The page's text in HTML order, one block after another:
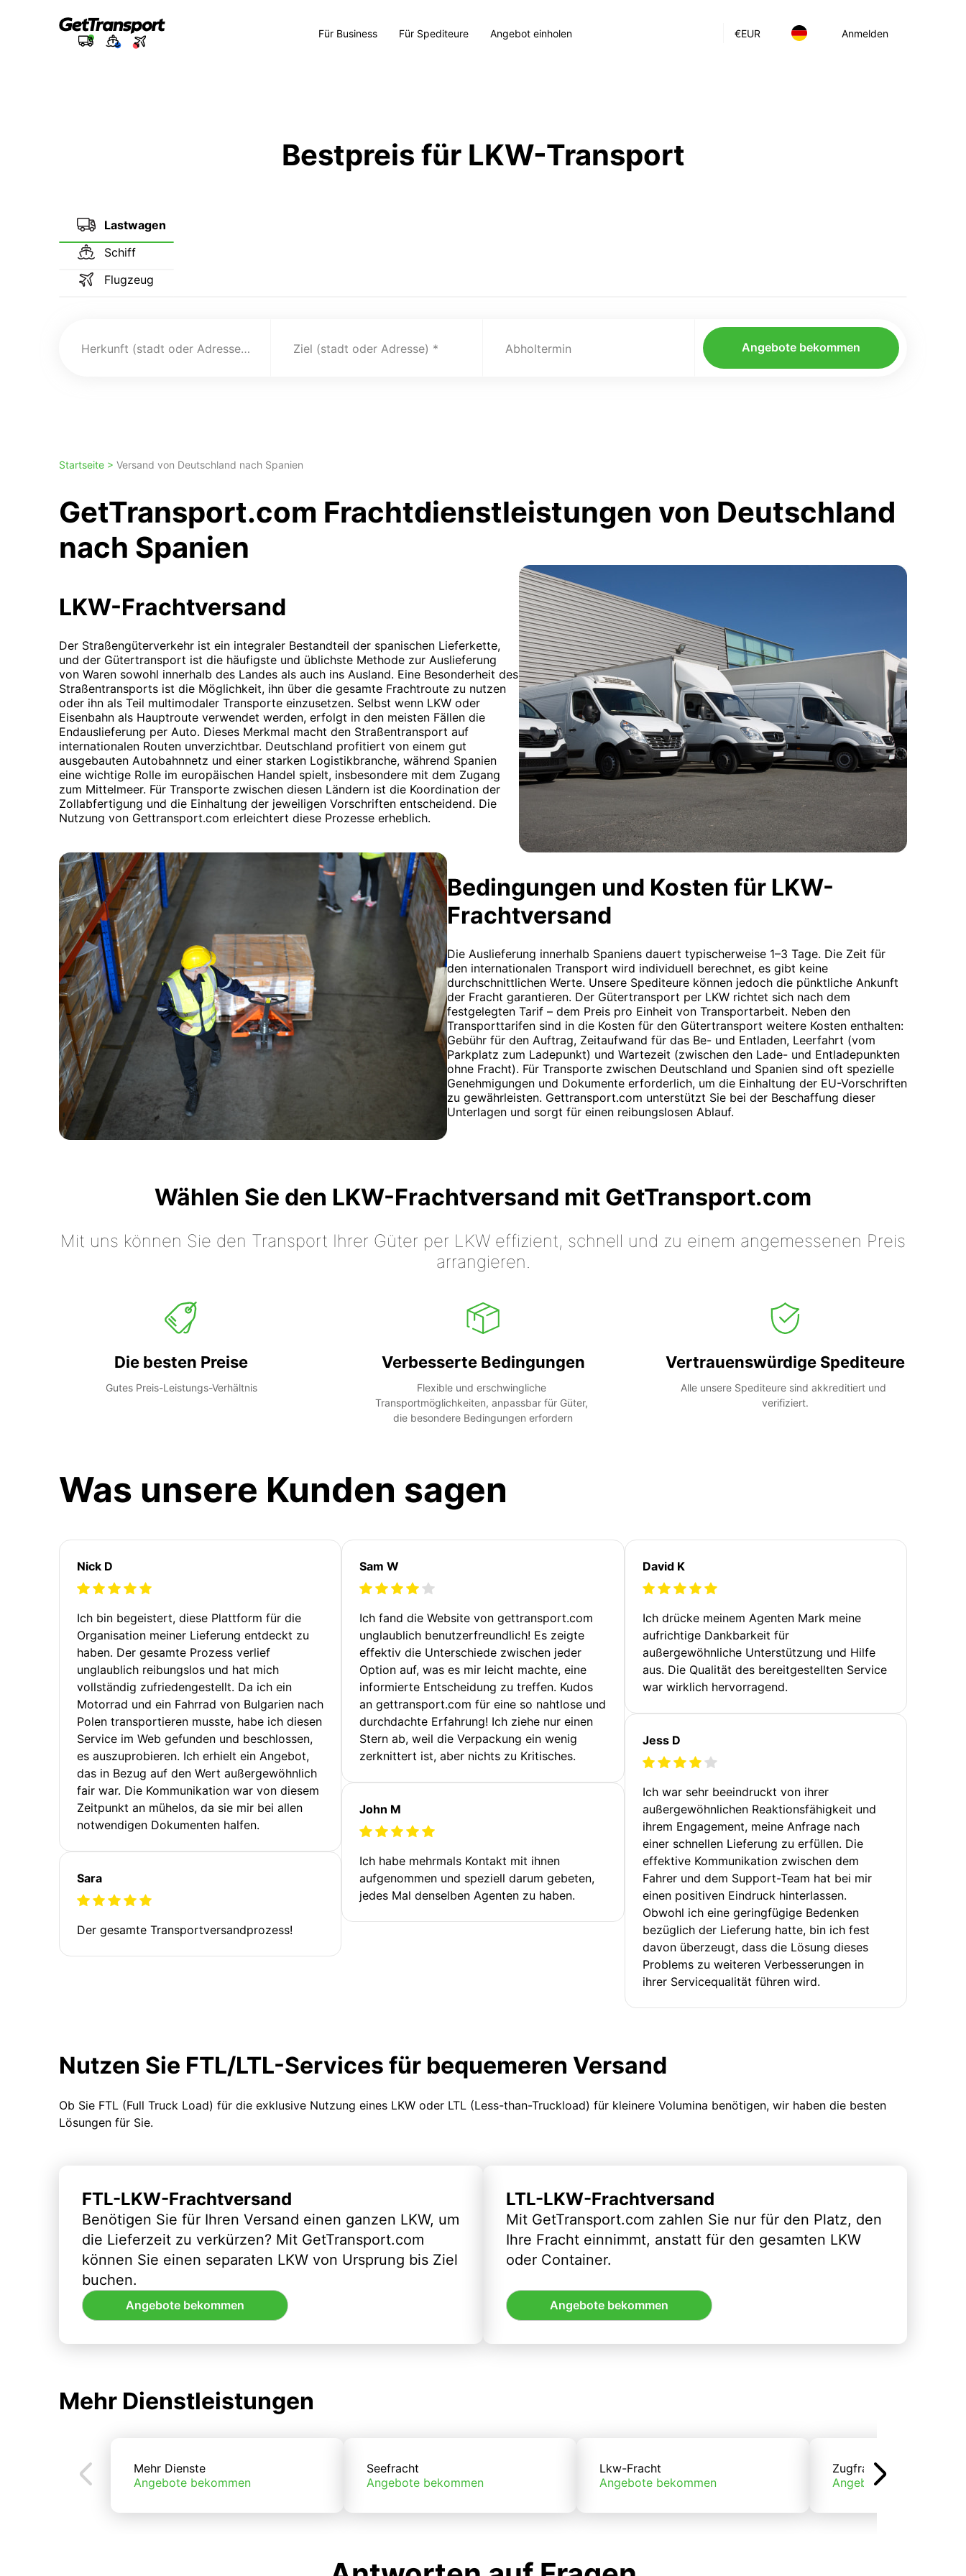
€EUR Anmelden
Für Business Für Spediteure Angebot einholen
Bestpreis für LKW-Transport
Lastwagen
Schiff
Flugzeug
Herkunft (stadt oder Adresse) Ziel (stadt oder Adresse) Abholtermin Angebote bekommen
Startseite > Versand von Deutschland nach Spanien
GetTransport.com Frachtdienstleistungen von Deutschland
nach Spanien
LKW-Frachtversand
Der Straßengüterverkehr ist ein integraler Bestandteil der spanischen Lieferkette,
und der Gütertransport ist die häufigste und üblichste Methode zur Auslieferung
von Waren sowohl innerhalb des Landes als auch ins Ausland. Eine Besonderheit des
Straßentransports ist die Möglichkeit, ihn über die gesamte Frachtroute zu nutzen
oder ihn als Teil multimodaler Transporte einzusetzen. Selbst wenn LKW oder
Eisenbahn als Hauptroute verwendet werden, erfolgt in den meisten Fällen die
Endauslieferung per Auto. Dieses Merkmal macht den Straßentransport auf
internationalen Routen unverzichtbar. Deutschland profitiert von einem gut
ausgebauten Autobahnnetz und einer starken Logistikbranche, während Spanien
eine wichtige Rolle im europäischen Handel spielt, insbesondere mit dem Zugang
zum Mittelmeer. Für Transporte zwischen diesen Ländern ist die Koordination der
Zollabfertigung und die Einhaltung der jeweiligen Vorschriften entscheidend. Die
Nutzung von Gettransport.com erleichtert diese Prozesse erheblich.
Bedingungen und Kosten für LKW-
Frachtversand
Die Auslieferung innerhalb Spaniens dauert typischerweise 1–3 Tage. Die Zeit für
den internationalen Transport wird individuell berechnet, es gibt keine
durchschnittlichen Werte. Unsere Spediteure können jedoch die pünktliche Ankunft
der Fracht garantieren. Der Gütertransport per LKW richtet sich nach dem
festgelegten Tarif – dem Preis pro Einheit von Transportarbeit. Neben den
Transporttarifen sind in die Kosten für den Gütertransport weitere Kosten enthalten:
Gebühr für den Auftrag, Zeitaufwand für das Be- und Entladen, Leerfahrt (vom
Parkplatz zum Ladepunkt) und Wartezeit (zwischen den Lade- und Entladepunkten
ohne Fracht). Für Transporte zwischen Deutschland und Spanien sind oft spezielle
Genehmigungen und Dokumente erforderlich, um die Einhaltung der EU-Vorschriften
zu gewährleisten. Gettransport.com unterstützt Sie bei der Beschaffung dieser
Unterlagen und sorgt für einen reibungslosen Ablauf.
Wählen Sie den LKW-Frachtversand mit GetTransport.com
Mit uns können Sie den Transport Ihrer Güter per LKW effizient, schnell und zu einem angemessenen Preis
arrangieren.
Die besten Preise
Gutes Preis-Leistungs-Verhältnis
Verbesserte Bedingungen
Flexible und erschwingliche
Transportmöglichkeiten, anpassbar für Güter,
die besondere Bedingungen erfordern
Vertrauenswürdige Spediteure
Alle unsere Spediteure sind akkreditiert und
verifiziert.
Was unsere Kunden sagen
Nick D
Ich bin begeistert, diese Plattform für die
Organisation meiner Lieferung entdeckt zu
haben. Der gesamte Prozess verlief
unglaublich reibungslos und hat mich
vollständig zufriedengestellt. Da ich ein
Motorrad und ein Fahrrad von Bulgarien nach
Polen transportieren musste, habe ich diesen
Service im Web gefunden und beschlossen,
es auszuprobieren. Ich erhielt ein Angebot,
das in Bezug auf den Wert außergewöhnlich
fair war. Die Kommunikation war von diesem
Zeitpunkt an mühelos, da sie mir bei allen
notwendigen Dokumenten halfen.
Sara
Der gesamte Transportversandprozess!
Sam W
Ich fand die Website von gettransport.com
unglaublich benutzerfreundlich! Es zeigte
effektiv die Unterschiede zwischen jeder
Option auf, was es mir leicht machte, eine
informierte Entscheidung zu treffen. Kudos
an gettransport.com für eine so nahtlose und
durchdachte Erfahrung! Ich ziehe nur einen
Stern ab, weil die Verpackung ein wenig
zerknittert ist, aber nichts zu Kritisches.
John M
Ich habe mehrmals Kontakt mit ihnen
aufgenommen und speziell darum gebeten,
jedes Mal denselben Agenten zu haben.
David K
Ich drücke meinem Agenten Mark meine
aufrichtige Dankbarkeit für
außergewöhnliche Unterstützung und Hilfe
aus. Die Qualität des bereitgestellten Service
war wirklich hervorragend.
Jess D
Ich war sehr beeindruckt von ihrer
außergewöhnlichen Reaktionsfähigkeit und
ihrem Engagement, meine Anfrage nach
einer schnellen Lieferung zu erfüllen. Die
effektive Kommunikation zwischen dem
Fahrer und dem Support-Team hat bei mir
einen positiven Eindruck hinterlassen.
Obwohl ich eine geringfügige Bedenken
bezüglich der Lieferung hatte, bin ich fest
davon überzeugt, dass die Lösung dieses
Problems zu weiteren Verbesserungen in
ihrer Servicequalität führen wird.
Nutzen Sie FTL/LTL-Services für bequemeren Versand
Ob Sie FTL (Full Truck Load) für die exklusive Nutzung eines LKW oder LTL (Less-than-Truckload) für kleinere Volumina benötigen, wir haben die besten
Lösungen für Sie.
FTL-LKW-Frachtversand
Benötigen Sie für Ihren Versand einen ganzen LKW, um
die Lieferzeit zu verkürzen? Mit GetTransport.com
können Sie einen separaten LKW von Ursprung bis Ziel
buchen.
Angebote bekommen
LTL-LKW-Frachtversand
Mit GetTransport.com zahlen Sie nur für den Platz, den
Ihre Fracht einnimmt, anstatt für den gesamten LKW
oder Container.
Angebote bekommen
Mehr Dienstleistungen
Mehr Dienste
Angebote bekommen
Seefracht
Angebote bekommen
Lkw-Fracht
Angebote bekommen
Zugfracht
Angebote bekommen